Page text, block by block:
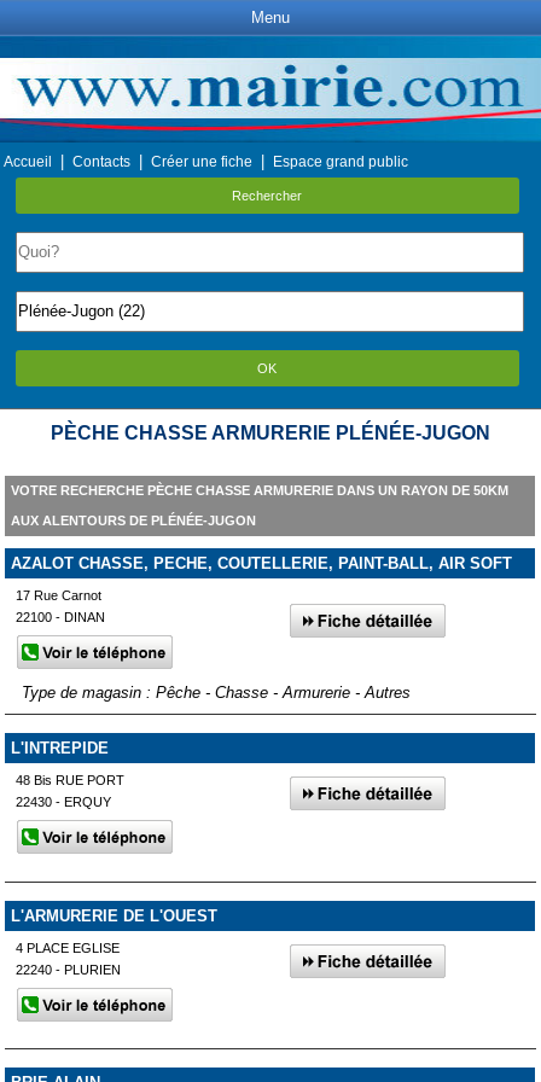
Menu
Accueil Contacts Créer une fiche Espace grand public
Rechercher
OK
PÈCHE CHASSE ARMURERIE PLÉNÉE-JUGON
VOTRE RECHERCHE PÈCHE CHASSE ARMURERIE DANS UN RAYON DE 50KM
AUX ALENTOURS DE PLÉNÉE-JUGON
AZALOT CHASSE, PECHE, COUTELLERIE, PAINT-BALL, AIR SOFT
17 Rue Carnot
22100 - DINAN
Type de magasin : Pêche - Chasse - Armurerie - Autres
L'INTREPIDE
48 Bis RUE PORT
22430 - ERQUY
L'ARMURERIE DE L'OUEST
4 PLACE EGLISE
22240 - PLURIEN